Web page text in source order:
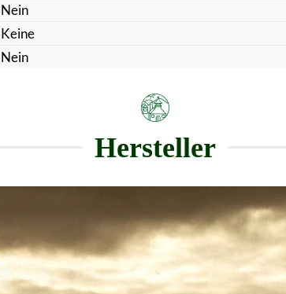
Nein
Keine
Nein
Hersteller